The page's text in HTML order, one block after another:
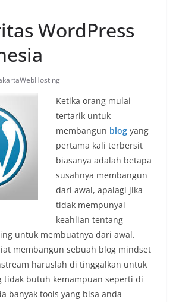
WordPress
Ketika orang mulai
tertarik untuk
membangun blog yang
pertama kali terbersit
biasanya adalah betapa
susahnya membangun
dari awal, apalagi jika
tidak mempunyai
keahlian tentang
untuk membuatnya dari awal.
membangun sebuah blog mindset
haruslah di tinggalkan untuk
tidak butuh kemampuan seperti di
banyak tools yang bisa anda